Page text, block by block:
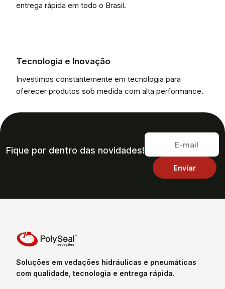
entrega rápida em todo o Brasil.
Tecnologia e Inovação
Investimos constantemente em tecnologia para
oferecer produtos sob medida com alta performance.
Fique por dentro das novidades!
Soluções em vedações hidráulicas e pneumáticas
com qualidade, tecnologia e entrega rápida.